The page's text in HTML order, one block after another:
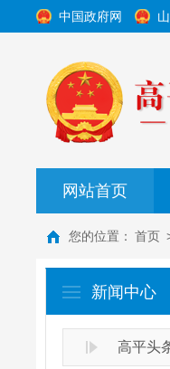
中国政府网
网站首页
您的位置： 首页
新闻中心
高平头